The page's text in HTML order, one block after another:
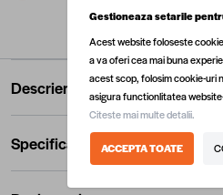
Descriere
Specificatii
Gestioneaza setarile
Acest website foloseste
a va oferi cea mai buna
acest scop, folosim cookie-uri
asigura functionlitatea
Citeste mai multe detalii.
ACCEPTA TOATE